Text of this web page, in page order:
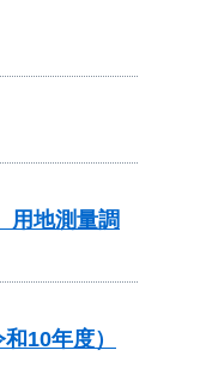
用地測量調
10年度）